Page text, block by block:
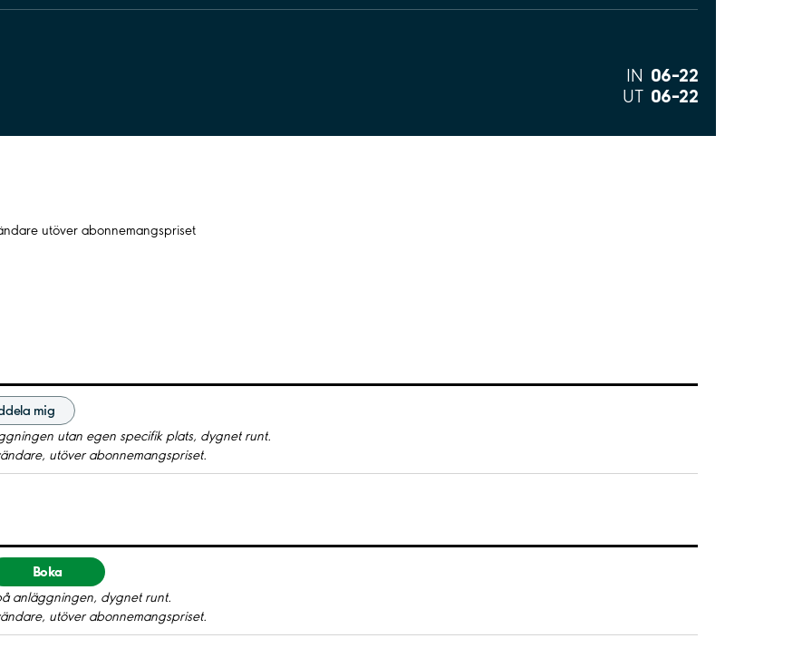
IN 06–22
UT 06–22
utöver abonnemangspriset
mig
utan egen specifik plats, dygnet runt.
utöver abonnemangspriset.
Boka
anläggningen, dygnet runt.
utöver abonnemangspriset.